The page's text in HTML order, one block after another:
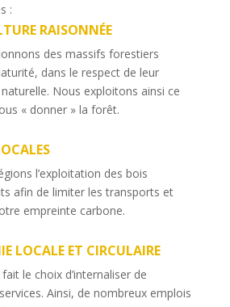
:
RAISONNÉE
des massifs forestiers
dans le respect de leur
Nous exploitons ainsi ce
« donner » la forêt.
l’exploitation des bois
afin de limiter les transports et
empreinte carbone.
LOCALE ET CIRCULAIRE
le choix d’internaliser de
Ainsi, de nombreux emplois